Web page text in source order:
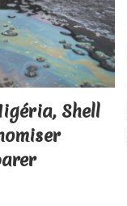
Shell